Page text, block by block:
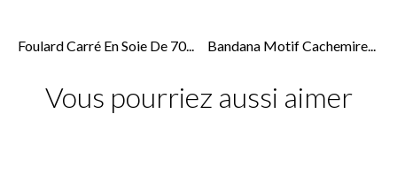
Foulard Carré En Soie De 70... Bandana Motif Cachemire...
Vous pourriez aussi aimer